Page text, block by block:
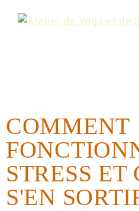
COMMENT
STRESS
S'EN